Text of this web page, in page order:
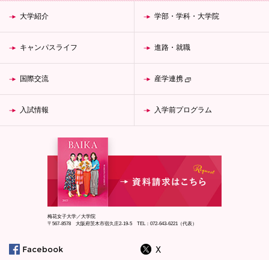
大学紹介 学部・学科・大学院
キャンパスライフ 進路・就職
国際交流 産学連携
入試情報 入学前プログラム
梅花女子大学／大学院
〒567-8578 大阪府茨木市宿久庄2-19-5 TEL：072-643-6221（代表）